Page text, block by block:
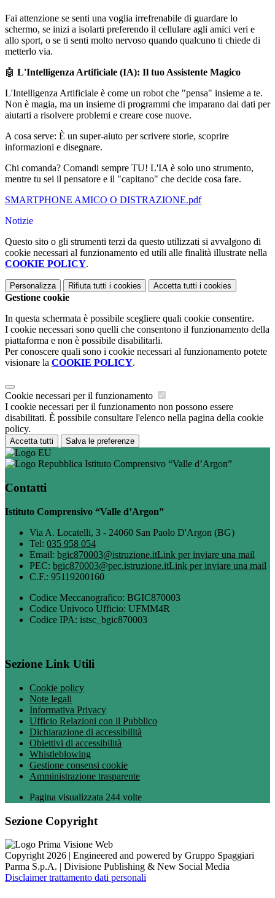
Fai attenzione se senti una voglia irrefrenabile di guardare lo
schermo, se inizi a isolarti preferendo il cellulare agli amici veri e
allo sport, o se ti senti molto nervoso quando qualcuno ti chiede di
metterlo via.
🤖 L'Intelligenza Artificiale (IA): Il tuo Assistente Magico
L'Intelligenza Artificiale è come un robot che "pensa" insieme a te.
Non è magia, ma un insieme di programmi che imparano dai dati per
aiutarti a risolvere problemi e creare cose nuove.
A cosa serve: È un super-aiuto per scrivere storie, scoprire
informazioni e disegnare.
Chi comanda? Comandi sempre TU! L'IA è solo uno strumento,
mentre tu sei il pensatore e il "capitano" che decide cosa fare.
SMARTPHONE AMICO O DISTRAZIONE.pdf
Notizie
Questo sito o gli strumenti terzi da questo utilizzati si avvalgono di
cookie necessari al funzionamento ed utili alle finalità illustrate nella
COOKIE POLICY.
Personalizza Rifiuta tutti i cookies Accetta tutti i cookies
Gestione cookie
In questa schermata è possibile scegliere quali cookie consentire.
I cookie necessari sono quelli che consentono il funzionamento della
piattaforma e non è possibile disabilitarli.
Per conoscere quali sono i cookie necessari al funzionamento potete
visionare la COOKIE POLICY.
Cookie necessari per il funzionamento
I cookie necessari per il funzionamento non possono essere
disabilitati. È possibile consultare l'elenco nella pagina della cookie
policy.
Accetta tutti Salva le preferenze
Istituto Comprensivo “Valle d’Argon”
Contatti
Istituto Comprensivo “Valle d’Argon”
Via A. Locatelli, 3 - 24060 San Paolo D'Argon (BG)
Tel: 035 958 054
Email: bgic870003@istruzione.itLink per inviare una mail
PEC: bgic870003@pec.istruzione.itLink per inviare una mail
C.F.: 95119200160
Codice Meccanografico: BGIC870003
Codice Univoco Ufficio: UFMM4R
Codice IPA: istsc_bgic870003
Sezione Link Utili
Cookie policy
Note legali
Informativa Privacy
Ufficio Relazioni con il Pubblico
Dichiarazione di accessibilità
Obiettivi di accessibilità
Whistleblowing
Gestione consensi cookie
Amministrazione trasparente
Pagina visualizzata 244 volte
Sezione Copyright
Copyright 2026 | Engineered and powered by Gruppo Spaggiari
Parma S.p.A. | Divisione Publishing & New Social Media
Disclaimer trattamento dati personali